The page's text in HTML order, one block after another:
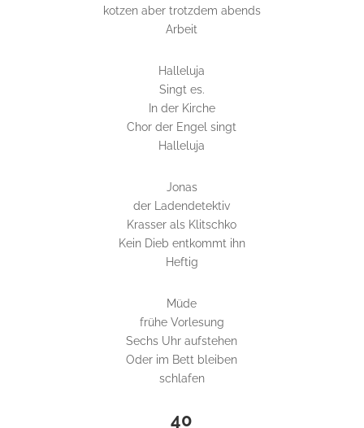
kotzen aber trotzdem abends
Arbeit
Halleluja
Singt es.
In der Kirche
Chor der Engel singt
Halleluja
Jonas
der Ladendetektiv
Krasser als Klitschko
Kein Dieb entkommt ihn
Heftig
Müde
frühe Vorlesung
Sechs Uhr aufstehen
Oder im Bett bleiben
schlafen
40